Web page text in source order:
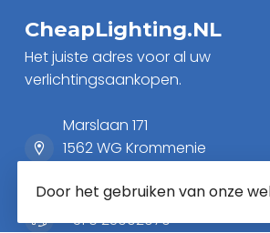
CheapLighting.NL
Het juiste adres voor al uw
verlichtingsaankopen.
Marslaan 171
1562 WG Krommenie
+31 6 23902979
Door het gebruiken van onze